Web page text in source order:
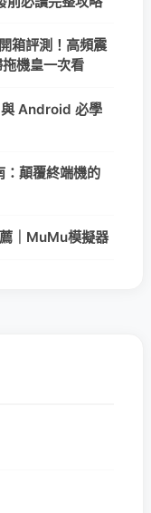
箱評測！高頻震
機皇一次看
Android 必學
顛覆終端機的
｜MuMu模擬器